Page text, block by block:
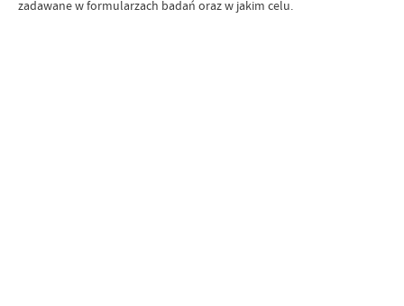
zadawane w formularzach badań oraz w jakim celu.